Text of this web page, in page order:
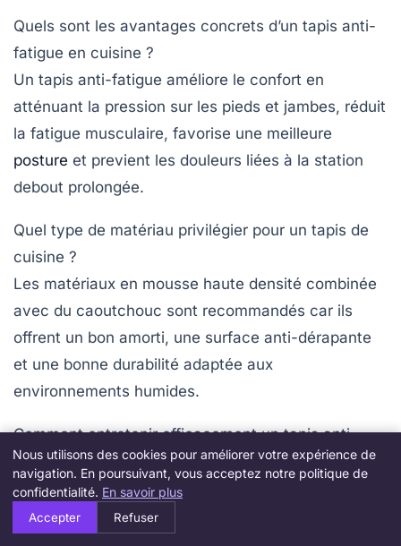
Quels sont les avantages concrets d’un tapis anti-
fatigue en cuisine ?
Un tapis anti-fatigue améliore le confort en
atténuant la pression sur les pieds et jambes, réduit
la fatigue musculaire, favorise une meilleure
posture et previent les douleurs liées à la station
debout prolongée.
Quel type de matériau privilégier pour un tapis de
cuisine ?
Les matériaux en mousse haute densité combinée
avec du caoutchouc sont recommandés car ils
offrent un bon amorti, une surface anti-dérapante
et une bonne durabilité adaptée aux
environnements humides.
Comment entretenir efficacement un tapis anti-
fatigue ?
Un entretien régulier avec un aspirateur et un
nettoyage ponctuel à l’éponge humide avec un
Nous utilisons des cookies pour améliorer votre expérience de
navigation. En poursuivant, vous acceptez notre politique de
confidentialité. En savoir plus
Accepter Refuser